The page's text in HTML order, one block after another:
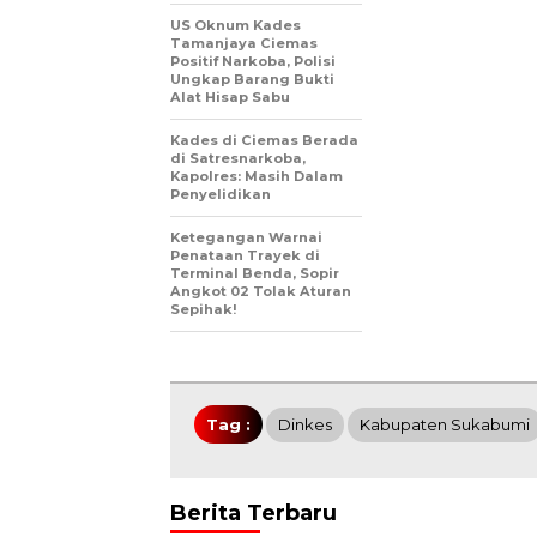
US Oknum Kades
Tamanjaya Ciemas
Positif Narkoba, Polisi
Ungkap Barang Bukti
Alat Hisap Sabu
Kades di Ciemas Berada
di Satresnarkoba,
Kapolres: Masih Dalam
Penyelidikan
Ketegangan Warnai
Penataan Trayek di
Terminal Benda, Sopir
Angkot 02 Tolak Aturan
Sepihak!
Tag : Dinkes Kabupaten Sukabumi
Berita Terbaru